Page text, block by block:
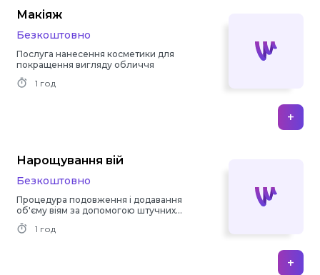
Макіяж
Безкоштовно
Послуга нанесення косметики для
покращення вигляду обличчя
1 год
+
Нарощування вій
Безкоштовно
Процедура подовження і додавання
об'єму віям за допомогою штучних
матеріалів
1 год
+